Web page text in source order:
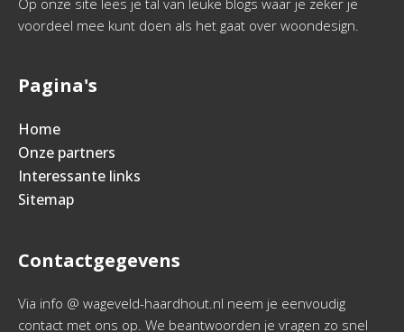
voordeel mee kunt doen als het gaat over woondesign.
Pagina's
Home
Onze partners
Interessante links
Sitemap
Contactgegevens
Via info @ wageveld-haardhout.nl neem je eenvoudig
contact met ons op. We beantwoorden je vragen zo snel